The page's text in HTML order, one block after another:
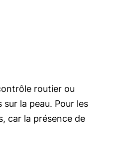
routier ou
la peau. Pour les
car la présence de